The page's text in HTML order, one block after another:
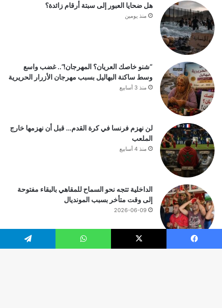
هل ضحايا العبور إلى سبتة أرقام زائدة؟
منذ يومين
“شنو خاصك العريان؟ المهرجان!”.. غضب واسع
وسط ساكنة البهاليل بسبب مهرجان الأزرار الحريرية
منذ 3 أسابيع
لن نهزم فرنسا في كرة القدم… قبل أن نهزمها خارج
الملعب
منذ 4 أسابيع
الداخلية تتجه نحو السماح للمقاهي بالبقاء مفتوحة
إلى وقت متأخر بسبب المونديال
2026-06-09
فيسبوك ‫X واتساب تيلقرام